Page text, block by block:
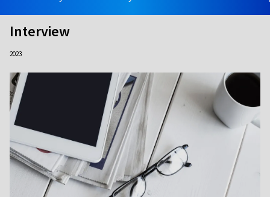
Interview
2023